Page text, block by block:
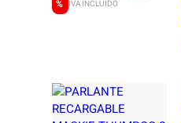
%
n
a
n
t
IVA INCLUIDO